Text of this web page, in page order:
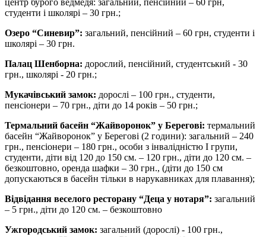
центр бурого ведмедя: загальний, пенсійний – 60 грн,
студенти і школярі – 30 грн.;
Озеро “Синевир”: загальний, пенсійний – 60 грн, студенти і
школярі – 30 грн.
Палац Шенборна: дорослий, пенсійний, студентський - 30
грн., школярі - 20 грн.;
Мукачівський замок: дорослі – 100 грн., студенти,
пенсіонери – 70 грн., діти до 14 років – 50 грн.;
Термальний басейн “Жайворонок” у Берегові: термальний
басейн “Жайворонок” у Берегові (2 години): загальний – 240
грн., пенсіонери – 180 грн., особи з інвалідністю І групи,
студенти, діти від 120 до 150 см. – 120 грн., діти до 120 см. –
безкоштовно, оренда шафки – 30 грн., (діти до 150 см
допускаються в басейн тільки в нарукавниках для плавання);
Відвідання веселого ресторану “Деца у нотаря”: загальний
– 5 грн., діти до 120 см. – безкоштовно
Ужгородський замок: загальний (дорослі) - 100 грн.,